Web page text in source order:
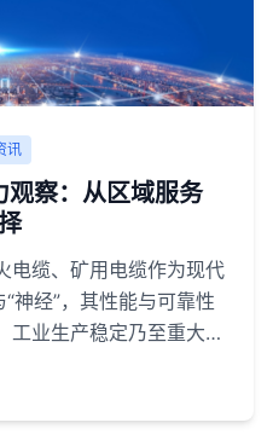
讯
察：从区域服务
电缆、矿用电缆作为现代
神经”，其性能与可靠性
工业生产稳定乃至重大工
“双碳”目标深入推进，
体现在量的增长，更对产